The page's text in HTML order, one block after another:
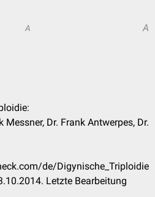
A A
Dr. Frank Antwerpes, Dr.
de/Digynische_Triploidie
Letzte Bearbeitung